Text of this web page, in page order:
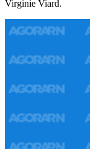
Virginie Viard.